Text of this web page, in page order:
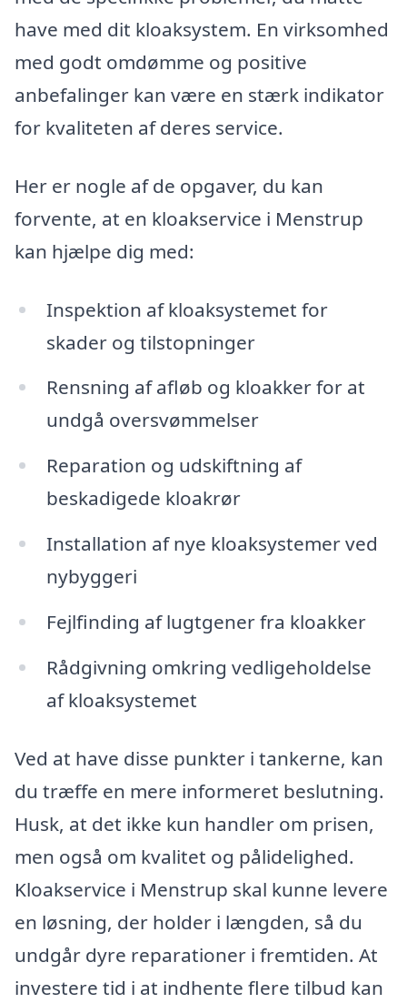
have med dit kloaksystem. En virksomhed
med godt omdømme og positive
anbefalinger kan være en stærk indikator
for kvaliteten af deres service.
Her er nogle af de opgaver, du kan
forvente, at en kloakservice i Menstrup
kan hjælpe dig med:
Inspektion af kloaksystemet for
skader og tilstopninger
Rensning af afløb og kloakker for at
undgå oversvømmelser
Reparation og udskiftning af
beskadigede kloakrør
Installation af nye kloaksystemer ved
nybyggeri
Fejlfinding af lugtgener fra kloakker
Rådgivning omkring vedligeholdelse
af kloaksystemet
Ved at have disse punkter i tankerne, kan
du træffe en mere informeret beslutning.
Husk, at det ikke kun handler om prisen,
men også om kvalitet og pålidelighed.
Kloakservice i Menstrup skal kunne levere
en løsning, der holder i længden, så du
undgår dyre reparationer i fremtiden. At
investere tid i at indhente flere tilbud kan